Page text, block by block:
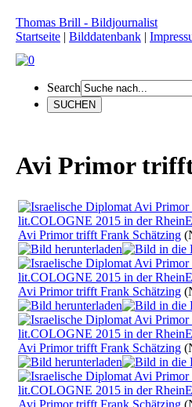
Thomas Brill - Bildjournalist
Startseite | Bilddatenbank |
Search
Avi Primor
Avi Primor trifft Frank Schätzing
Avi Primor trifft Frank Schätzing
Avi Primor trifft Frank Schätzing
Avi Primor trifft Frank Schätzing